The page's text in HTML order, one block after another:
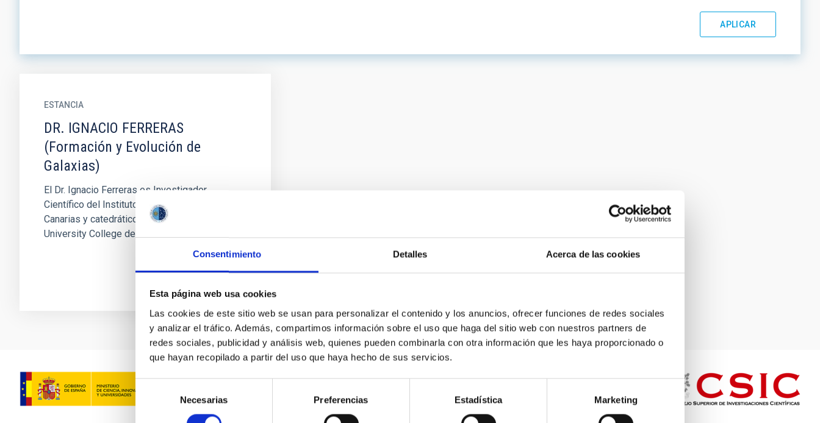
Consentimiento Detalles Acerca de las cookies
Esta página web usa cookies
Las cookies de este sitio web se usan para personalizar el contenido y los anuncios, ofrecer funciones de redes sociales
y analizar el tráfico. Además, compartimos información sobre el uso que haga del sitio web con nuestros partners de
redes sociales, publicidad y análisis web, quienes pueden combinarla con otra información que les haya proporcionado o
que hayan recopilado a partir del uso que haya hecho de sus servicios.
consentimiento
Necesarias Preferencias Estadística Marketing
ESTANCIA
DR. IGNACIO FERRERAS
(Formación y Evolución de
Galaxias)
El Dr. Ignacio Ferreras es Investigador
Científico del Instituto de Astrofísica de
Canarias y catedrático honorífico en el
University College de Londres (UCL)...